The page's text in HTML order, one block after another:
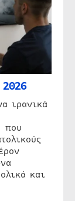
ιρανικά
που
και